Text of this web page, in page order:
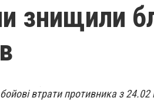
знищили
втрати противника з 24.02